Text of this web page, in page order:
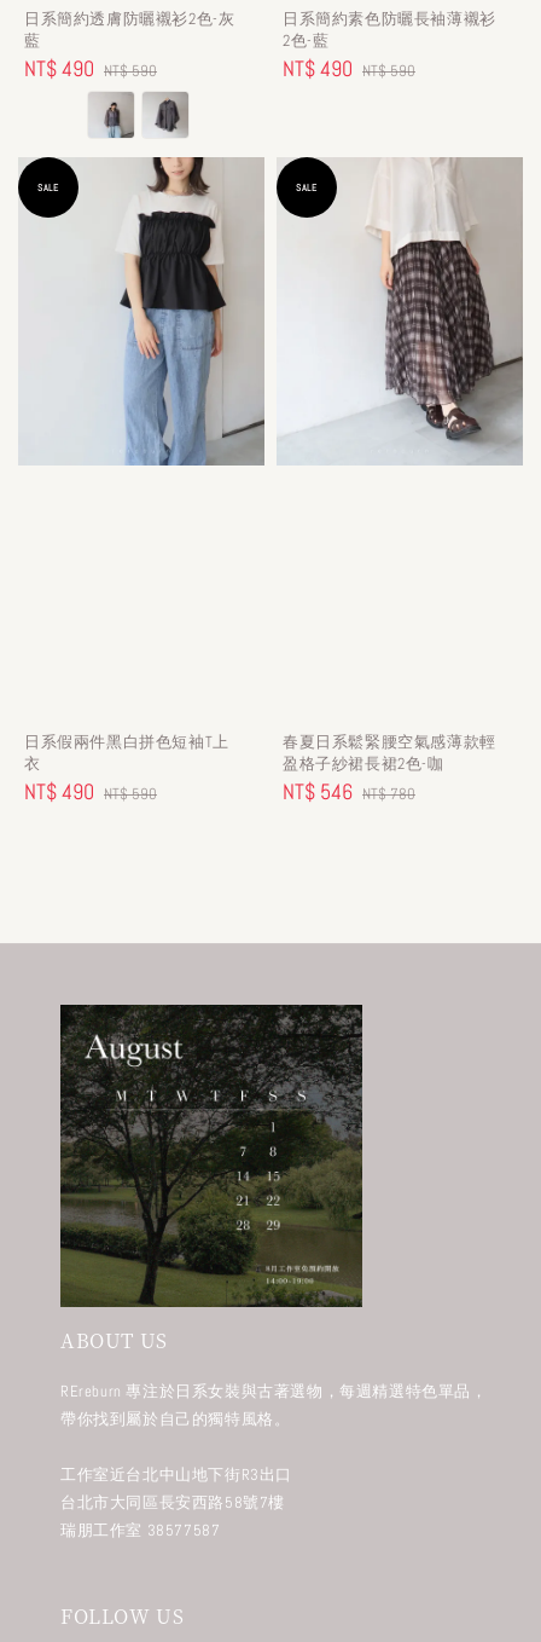
日系簡約透膚防曬襯衫2色-灰
藍
Sale
NT$ 490 Regular
price
NT$ 590
日系簡約素色防曬長袖薄襯衫
2色-藍
Sale
NT$ 490 Regular
NT$ 590
SALE
日系假兩件黑白拼色短袖T上
衣
Sale
NT$ 490 Regular
NT$ 590
SALE
春夏日系鬆緊腰空氣感薄款輕
盈格子紗裙長裙2色-咖
Sale
NT$ 546 Regular
NT$ 780
ABOUT US
REreburn 專注於日系女裝與古著選物，每週精選特色單品，
帶你找到屬於自己的獨特風格。
工作室近台北中山地下街R3出口
台北市大同區長安西路58號7樓
瑞朋工作室 38577587
FOLLOW US